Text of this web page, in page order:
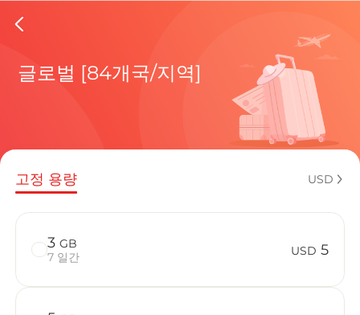
Egypt
현재 목적
eSIM을 즐
글로벌 [84개국/지역]
고정 용량 USD
3 GB
7 일간
USD 5